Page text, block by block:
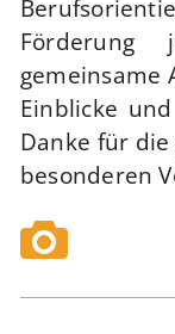
gemeinsame
Einblicke
Danke für
besonderen